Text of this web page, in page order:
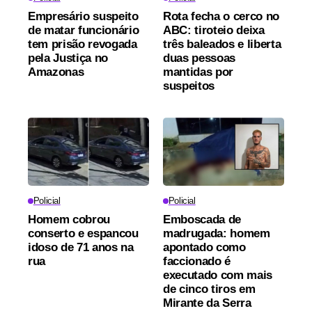
Empresário suspeito
de matar funcionário
tem prisão revogada
pela Justiça no
Amazonas
Rota fecha o cerco no
ABC: tiroteio deixa
três baleados e liberta
duas pessoas
mantidas por
suspeitos
Policial
Homem cobrou
conserto e espancou
idoso de 71 anos na
rua
Policial
Emboscada de
madrugada: homem
apontado como
faccionado é
executado com mais
de cinco tiros em
Mirante da Serra